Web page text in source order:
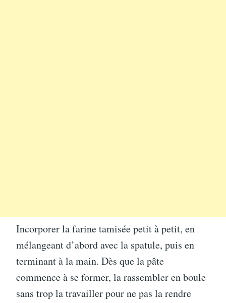
Incorporer la farine tamisée petit à petit, en
mélangeant d’abord avec la spatule, puis en
terminant à la main. Dès que la pâte
commence à se former, la rassembler en boule
sans trop la travailler pour ne pas la rendre